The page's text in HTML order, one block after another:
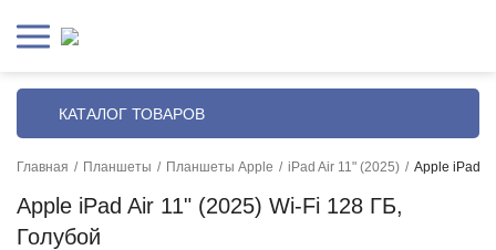
КАТАЛОГ ТОВАРОВ
Главная / Планшеты / Планшеты Apple / iPad Air 11" (2025) / Apple iPad
Apple iPad Air 11" (2025) Wi-Fi 128 ГБ,
Голубой